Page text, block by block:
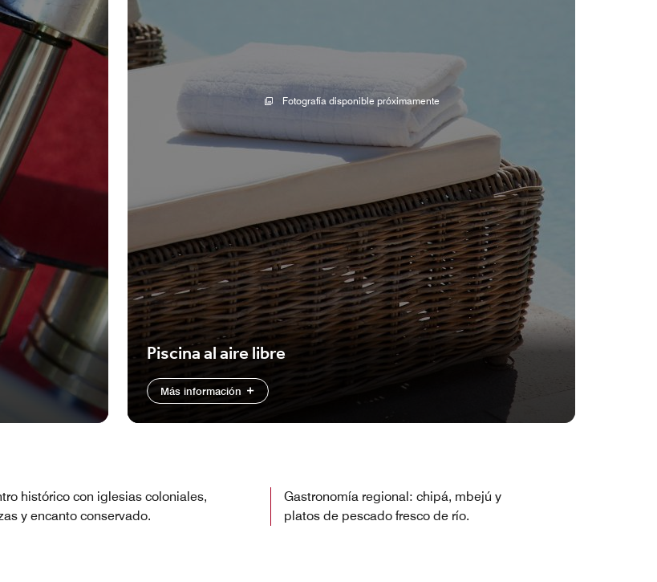
Fotografía disponible próximamente
Piscina al aire libre
Más información
histórico con iglesias coloniales,
y encanto conservado.
Gastronomía regional: chipá, mbejú y
platos de pescado fresco de río.